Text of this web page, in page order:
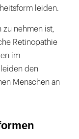
leiden.
nehmen ist,
Retinopathie
im
den
Menschen an